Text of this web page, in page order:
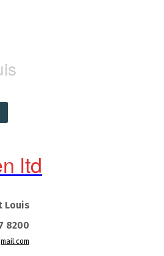
ltd
Louis
8200